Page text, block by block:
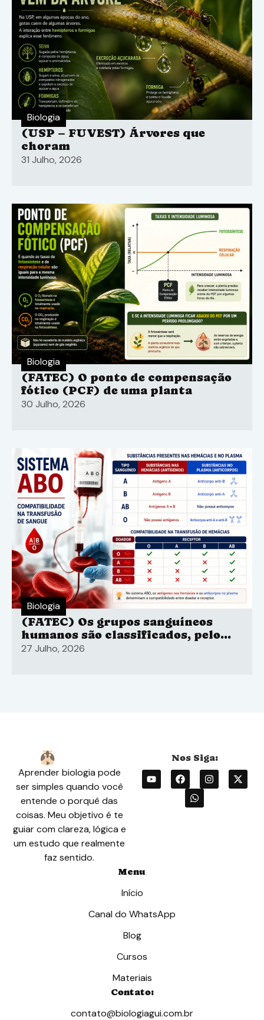
Biologia
(USP – FUVEST) Árvores que
choram
31 Julho, 2026
Biologia
(FATEC) O ponto de compensação
fótico (PCF) de uma planta
30 Julho, 2026
Biologia
(FATEC) Os grupos sanguíneos
humanos são classificados, pelo
sistema ABO
27 Julho, 2026
Aprender biologia pode
ser simples quando você
entende o porquê das
coisas. Meu objetivo é te
guiar com clareza, lógica e
um estudo que realmente
faz sentido.
Menu
Início
Canal do WhatsApp
Blog
Cursos
Materiais
Contato:
contato@biologiagui.com.br